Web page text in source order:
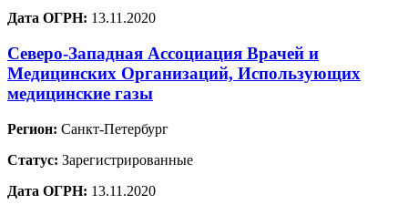
Дата ОГРН: 13.11.2020
Северо-Западная Ассоциация Врачей и
Медицинских Организаций, Использующих
медицинские газы
Регион: Санкт-Петербург
Статус: Зарегистрированные
Дата ОГРН: 13.11.2020